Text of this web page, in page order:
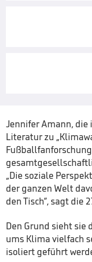
Jennifer Amann, die
Literatur zu
„Die soziale
der ganzen Welt
den Tisch“, sagt die
Den Grund sieht sie
ums Klima vielfach
isoliert geführt